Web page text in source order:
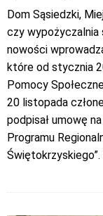
Dom Sąsiedzki,
czy
nowości
które od stycznia
Pomocy
20 listopada
podpisał umowę
Programu